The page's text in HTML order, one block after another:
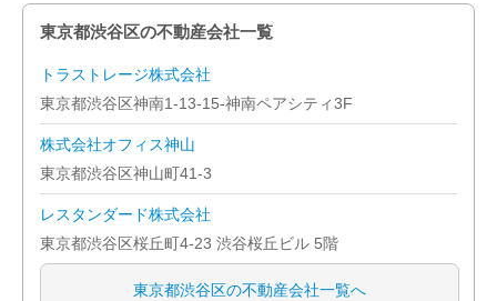
物販・アパレル
ジム
その他店舗物件
文京区
北区
墨田区
目黒区
練馬区
東京都渋谷区の不動産会社一覧
トラストレージ株式会社
東京都渋谷区神南1-13-15-神南ペアシティ3F
株式会社オフィス神山
東京都渋谷区神山町41-3
レスタンダード株式会社
東京都渋谷区桜丘町4-23 渋谷桜丘ビル 5階
東京都渋谷区の不動産会社一覧へ